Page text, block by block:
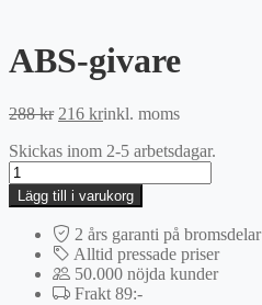
ABS-givare
288kr Det
priset
288 kr.
216 krDet
priset
216 kr.
inkl. moms
Skickas inom 2-5 arbetsdagar.
ABS-
givare
mängd
Lägg till i varukorg
2 års garanti på bromsdelar
Alltid pressade priser
50.000 nöjda kunder
Frakt 89:-